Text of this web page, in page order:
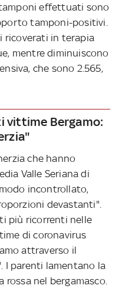
effettuati sono
tamponi-positivi.
ricoverati in terapia
mentre diminuiscono
che sono 2.565,
vittime Bergamo:
che hanno
Valle Seriana di
incontrollato,
devastanti".
più ricorrenti nelle
di coronavirus
attraverso il
I parenti lamentano la
rossa nel bergamasco.